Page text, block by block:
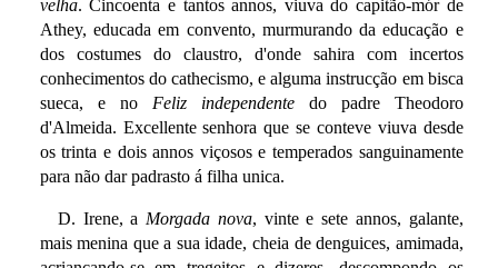
velha. Cincoenta e tantos annos, viuva do capitão-mór de
Athey, educada em convento, murmurando da educação e
dos costumes do claustro, d'onde sahira com incertos
conhecimentos do cathecismo, e alguma instrucção em bisca
sueca, e no Feliz independentedo padre Theodoro
d'Almeida. Excellente senhora que se conteve viuva desde
os trinta e dois annos viçosos e temperados sanguinamente
para não dar padrasto á filha unica.
D. Irene, a Morgada nova, vinte e sete annos, galante,
mais menina que a sua idade, cheia de denguices, amimada,